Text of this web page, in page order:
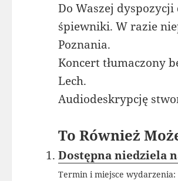
Do Waszej
śpiewniki. W razie
Poznania.
Koncert tłumaczony
Lech.
Audiodeskrypcję
To Również
Dostępna niedziela
Termin i miejsce wydarzenia: